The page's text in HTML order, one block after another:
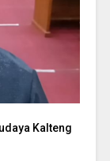
Kalteng